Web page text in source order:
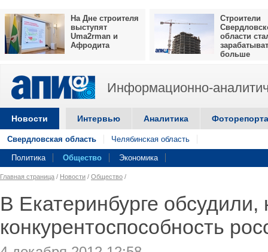
На Дне строителя
выступят
Uma2rman и
Афродита
Строители
области
больше
Информационно-
Новости Интервью Аналитика
Свердловская область Челябинская область
Политика Общество Экономика
Главная страница / Новости / Общество /
В Екатеринбурге обсудили,
конкурентоспособность